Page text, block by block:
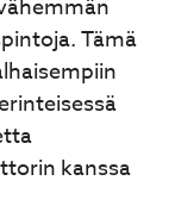
Tämä
kanssa